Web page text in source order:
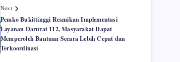
Next
Pemko Bukittinggi Resmikan Implementasi
Layanan Darurat 112, Masyarakat Dapat
Memperoleh Bantuan Secara Lebih Cepat dan
Terkoordinasi